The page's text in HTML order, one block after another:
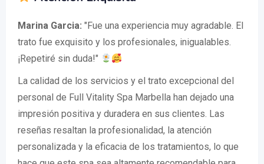
Marina Garcia: "Fue una experiencia muy agradable. El
trato fue exquisito y los profesionales, inigualables.
¡Repetiré sin duda!"
La calidad de los servicios y el trato excepcional del
personal de Full Vitality Spa Marbella han dejado una
impresión positiva y duradera en sus clientes. Las
reseñas resaltan la profesionalidad, la atención
personalizada y la eficacia de los tratamientos, lo que